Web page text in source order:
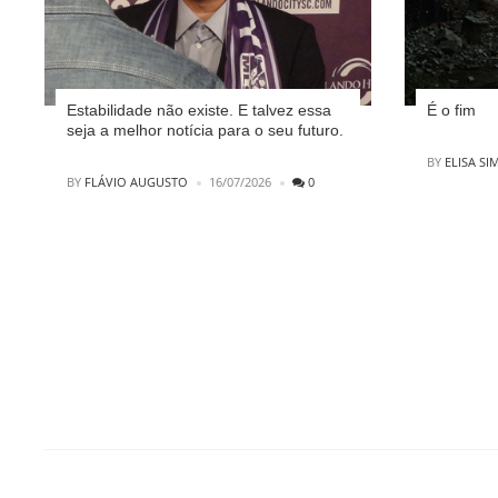
Estabilidade não existe. E talvez essa
seja a melhor notícia para o seu futuro.
POSTED
BY FLÁVIO AUGUSTO 16/07/2026 0
É o fim
POSTED
BY ELISA